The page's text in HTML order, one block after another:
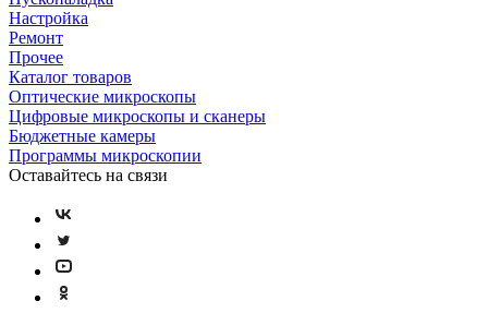
Настройка
Ремонт
Прочее
Каталог товаров
Оптические микроскопы
Цифровые микроскопы и сканеры
Бюджетные камеры
Программы микроскопии
Оставайтесь на связи